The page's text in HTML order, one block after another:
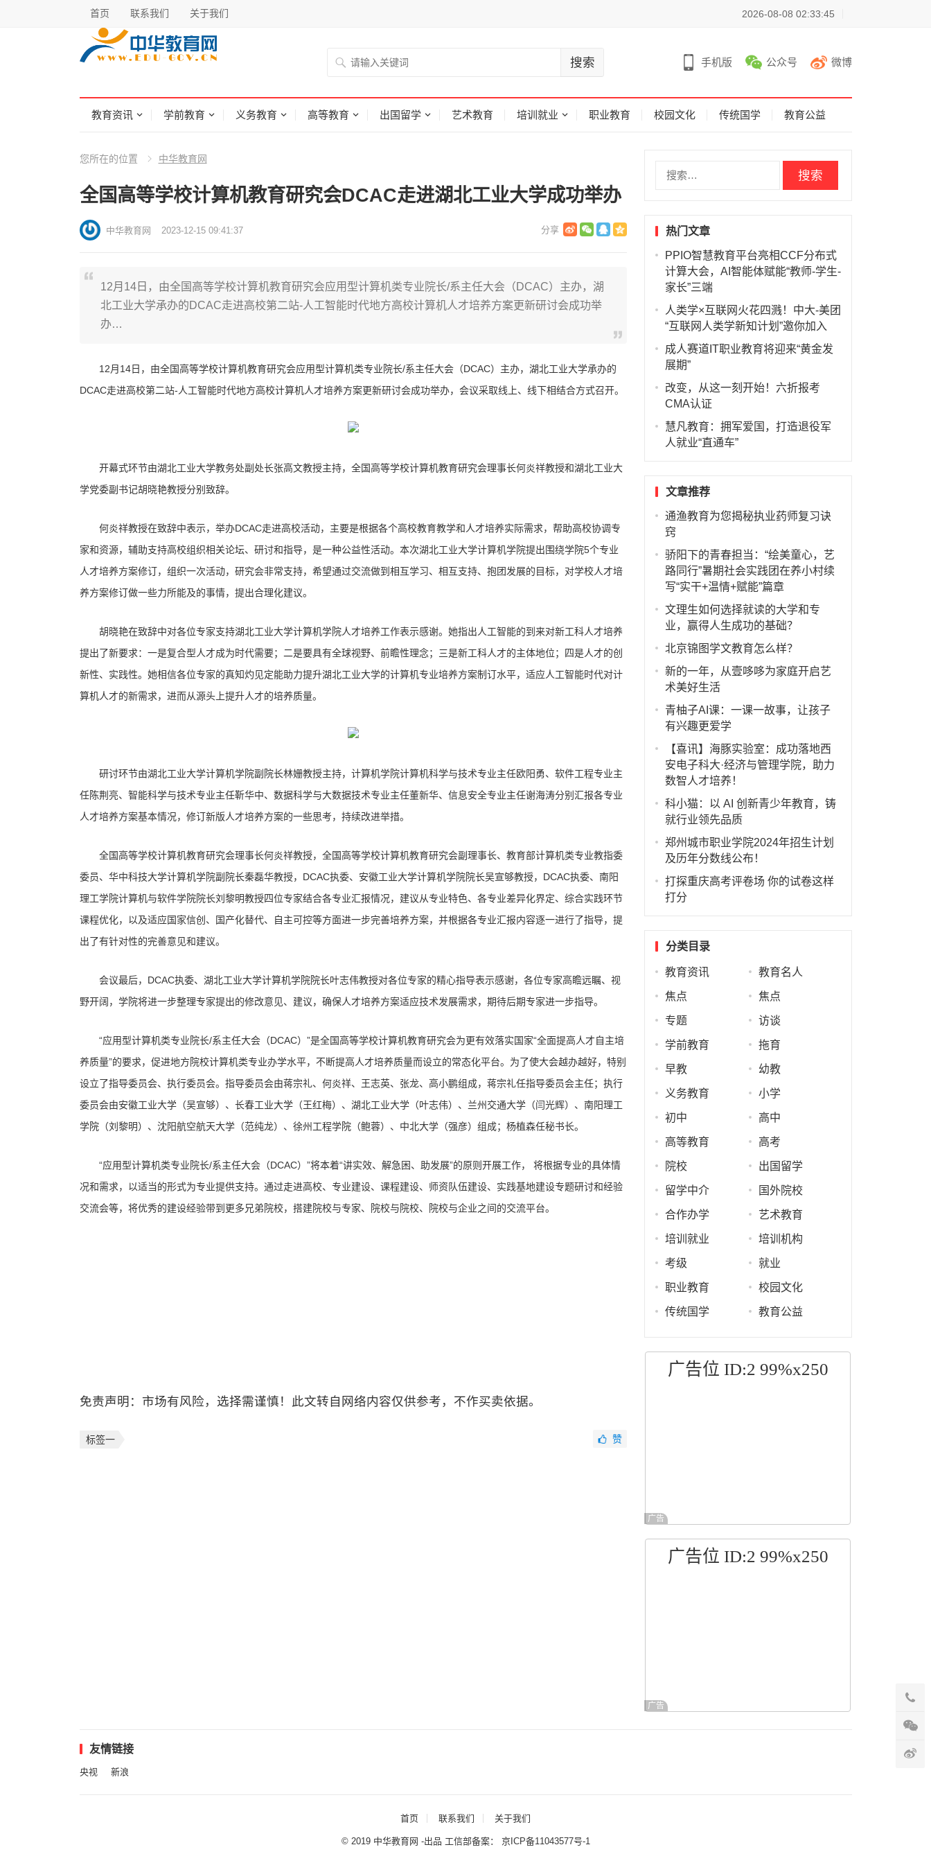
首页 联系我们 关于我们 2026-08-08 02:33:45
手机版 公众号 微博
教育资讯 学前教育 义务教育 高等教育 出国留学 艺术教育 培训就业 职业教育 校园文化 传统国学 教育公益
您所在的位置 中华教育网
全国高等学校计算机教育研究会DCAC走进湖北工业大学成功举办
中华教育网 2023-12-15 09:41:37
12月14日，由全国高等学校计算机教育研究会应用型计算机类专业院长/系主任大会（DCAC）主办，湖
北工业大学承办的DCAC走进高校第二站-人工智能时代地方高校计算机人才培养方案更新研讨会成功举
办…
12月14日，由全国高等学校计算机教育研究会应用型计算机类专业院长/系主任大会（DCAC）主办，湖北工业大学承办的
DCAC走进高校第二站-人工智能时代地方高校计算机人才培养方案更新研讨会成功举办，会议采取线上、线下相结合方式召开。
开幕式环节由湖北工业大学教务处副处长张高文教授主持，全国高等学校计算机教育研究会理事长何炎祥教授和湖北工业大
学党委副书记胡晓艳教授分别致辞。
何炎祥教授在致辞中表示，举办DCAC走进高校活动，主要是根据各个高校教育教学和人才培养实际需求，帮助高校协调专
家和资源，辅助支持高校组织相关论坛、研讨和指导，是一种公益性活动。本次湖北工业大学计算机学院提出围绕学院5个专业
人才培养方案修订，组织一次活动，研究会非常支持，希望通过交流做到相互学习、相互支持、抱团发展的目标，对学校人才培
养方案修订做一些力所能及的事情，提出合理化建议。
胡晓艳在致辞中对各位专家支持湖北工业大学计算机学院人才培养工作表示感谢。她指出人工智能的到来对新工科人才培养
提出了新要求：一是复合型人才成为时代需要；二是要具有全球视野、前瞻性理念；三是新工科人才的主体地位；四是人才的创
新性、实践性。她相信各位专家的真知灼见定能助力提升湖北工业大学的计算机专业培养方案制订水平，适应人工智能时代对计
算机人才的新需求，进而从源头上提升人才的培养质量。
研讨环节由湖北工业大学计算机学院副院长林姗教授主持，计算机学院计算机科学与技术专业主任欧阳勇、软件工程专业主
任陈荆亮、智能科学与技术专业主任靳华中、数据科学与大数据技术专业主任董新华、信息安全专业主任谢海涛分别汇报各专业
人才培养方案基本情况，修订新版人才培养方案的一些思考，持续改进举措。
全国高等学校计算机教育研究会理事长何炎祥教授，全国高等学校计算机教育研究会副理事长、教育部计算机类专业教指委
委员、华中科技大学计算机学院副院长秦磊华教授，DCAC执委、安徽工业大学计算机学院院长吴宣够教授，DCAC执委、南阳
理工学院计算机与软件学院院长刘黎明教授四位专家结合各专业汇报情况，建议从专业特色、各专业差异化界定、综合实践环节
课程优化，以及适应国家信创、国产化替代、自主可控等方面进一步完善培养方案，并根据各专业汇报内容逐一进行了指导，提
出了有针对性的完善意见和建议。
会议最后，DCAC执委、湖北工业大学计算机学院院长叶志伟教授对各位专家的精心指导表示感谢，各位专家高瞻远瞩、视
野开阔，学院将进一步整理专家提出的修改意见、建议，确保人才培养方案适应技术发展需求，期待后期专家进一步指导。
“应用型计算机类专业院长/系主任大会（DCAC）”是全国高等学校计算机教育研究会为更有效落实国家“全面提高人才自主培
养质量”的要求，促进地方院校计算机类专业办学水平，不断提高人才培养质量而设立的常态化平台。为了使大会越办越好，特别
设立了指导委员会、执行委员会。指导委员会由蒋宗礼、何炎祥、王志英、张龙、高小鹏组成，蒋宗礼任指导委员会主任；执行
委员会由安徽工业大学（吴宣够）、长春工业大学（王红梅）、湖北工业大学（叶志伟）、兰州交通大学（闫光辉）、南阳理工
学院（刘黎明）、沈阳航空航天大学（范纯龙）、徐州工程学院（鲍蓉）、中北大学（强彦）组成；杨植森任秘书长。
“应用型计算机类专业院长/系主任大会（DCAC）”将本着“讲实效、解急困、助发展”的原则开展工作， 将根据专业的具体情
况和需求，以适当的形式为专业提供支持。通过走进高校、专业建设、课程建设、师资队伍建设、实践基地建设专题研讨和经验
交流会等，将优秀的建设经验带到更多兄弟院校，搭建院校与专家、院校与院校、院校与企业之间的交流平台。
免责声明：市场有风险，选择需谨慎！此文转自网络内容仅供参考，不作买卖依据。
标签一 赞
热门文章
PPIO智慧教育平台亮相CCF分布式
计算大会，AI智能体赋能“教师-学生-
家长”三端
人类学×互联网火花四溅！中大-美团
“互联网人类学新知计划”邀你加入
成人赛道IT职业教育将迎来“黄金发
展期”
改变，从这一刻开始！六折报考
CMA认证
慧凡教育：拥军爱国，打造退役军
人就业“直通车”
文章推荐
通渔教育为您揭秘执业药师复习诀
窍
骄阳下的青春担当：“绘美童心，艺
路同行”暑期社会实践团在养小村续
写“实干+温情+赋能”篇章
文理生如何选择就读的大学和专
业，赢得人生成功的基础？
北京锦图学文教育怎么样？
新的一年，从壹哆哆为家庭开启艺
术美好生活
青柚子AI课：一课一故事，让孩子
有兴趣更爱学
【喜讯】海豚实验室：成功落地西
安电子科大·经济与管理学院，助力
数智人才培养！
科小猫：以 AI 创新青少年教育，铸
就行业领先品质
郑州城市职业学院2024年招生计划
及历年分数线公布！
打探重庆高考评卷场 你的试卷这样
打分
分类目录
教育资讯 教育名人
焦点 焦点
专题 访谈
学前教育 拖育
早教 幼教
义务教育 小学
初中 高中
高等教育 高考
院校 出国留学
留学中介 国外院校
合作办学 艺术教育
培训就业 培训机构
考级 就业
职业教育 校园文化
传统国学 教育公益
广告位 ID:2 99%x250
广告
广告位 ID:2 99%x250
广告
友情链接
央视 新浪
首页 联系我们 关于我们
© 2019 中华教育网 -出品 工信部备案： 京ICP备11043577号-1